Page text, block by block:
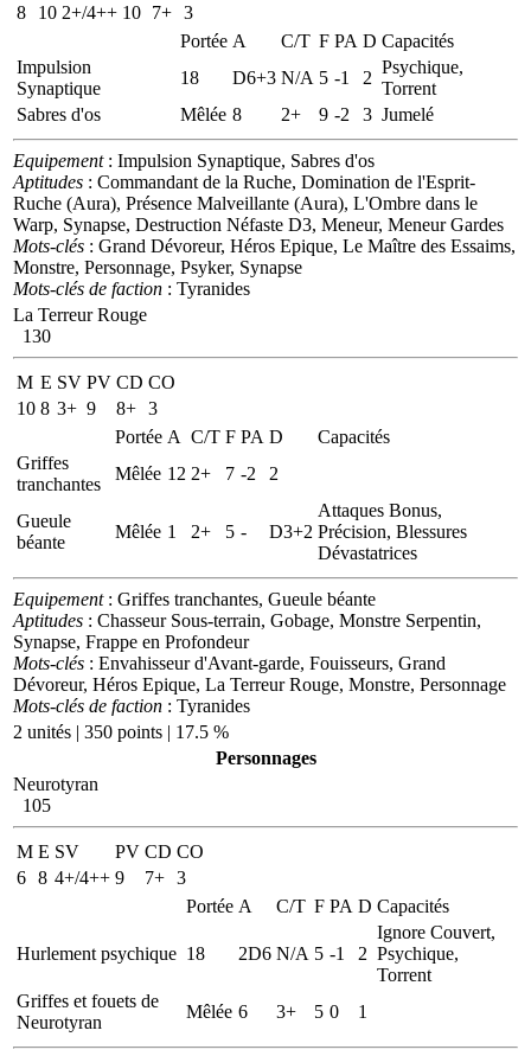
8
10 2+/4++ 10 7+ 3
Portée A C/T F PA D Capacités
Impulsion
Synaptique
18 D6+3 N/A 5 -1 2
Psychique,
Torrent
Sabres d'os
Mêlée 8 2+ 9 -2 3 Jumelé
Equipement: Impulsion Synaptique, Sabres d'os
Aptitudes : Commandant de la Ruche, Domination de l'Esprit-
Ruche (Aura), Présence Malveillante (Aura), L'Ombre dans le
Warp, Synapse, Destruction Néfaste D3, Meneur, Meneur Gardes
Mots-clés : Grand Dévoreur, Héros Epique, Le Maître des Essaims,
Monstre, Personnage, Psyker, Synapse
Mots-clés de faction : Tyranides
La Terreur Rouge
130
M E SV PV CD CO
10 8 3+ 9 8+ 3
Portée A C/T F PA D
Capacités
Griffes
tranchantes
Mêlée 12 2+ 7 -2 2
Gueule
béante
Mêlée 1 2+ 5 - D3+2
Attaques Bonus,
Précision, Blessures
Dévastatrices
Equipement: Griffes tranchantes, Gueule béante
Aptitudes : Chasseur Sous-terrain, Gobage, Monstre Serpentin,
Synapse, Frappe en Profondeur
Mots-clés : Envahisseur d'Avant-garde, Fouisseurs, Grand
Dévoreur, Héros Epique, La Terreur Rouge, Monstre, Personnage
Mots-clés de faction : Tyranides
2 unités | 350 points | 17.5 %
Personnages
Neurotyran
105
M E SV PV CD CO
6 8 4+/4++ 9 7+ 3
Portée A C/T F PA D Capacités
Hurlement psychique 18 2D6 N/A 5 -1 2
Ignore Couvert,
Psychique,
Torrent
Griffes et fouets de
Neurotyran
Mêlée 6 3+ 5 0 1